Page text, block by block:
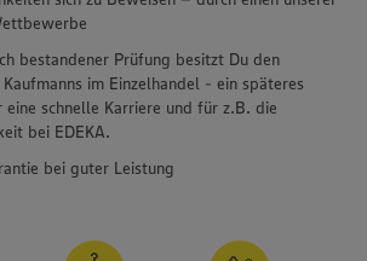
bestandener Prüfung besitzt Du den
im Einzelhandel - ein späteres
eine schnelle Karriere und für z.B. die
bei EDEKA.
bei guter Leistung